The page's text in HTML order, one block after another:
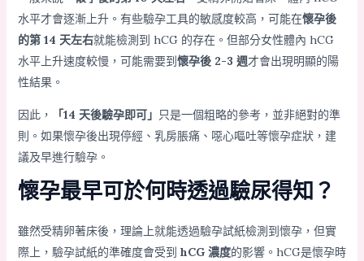
水平才會逐漸上升。有些驗孕工具的敏感度較高，可能在懷孕後
的第 14 天左右就能檢測到 hCG 的存在。但部分女性體內 hCG
水平上升速度較慢，可能需要到懷孕後 2-3 週才會出現明顯的陽
性結果。
因此， 「14 天後驗孕即可」 只是一個粗略的參考，並非絕對的準
則。如果懷孕後出現停經、乳房脹痛、噁心嘔吐等懷孕症狀，建
議及早進行驗孕。
懷孕最早可於何時透過驗尿得知？
雖然受精卵著床後，理論上就能透過驗孕試紙檢測到懷孕，但實
際上，驗孕試紙的準確度會受到 hCG 濃度的影響。hCG是懷孕時